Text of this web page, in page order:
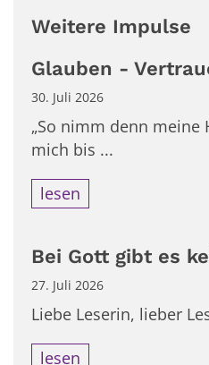
Weitere Impulse
Glauben -
30. Juli 2026
„So nimm denn meine
mich bis ...
lesen
Bei Gott gibt es
27. Juli 2026
Liebe Leserin, lieber
lesen